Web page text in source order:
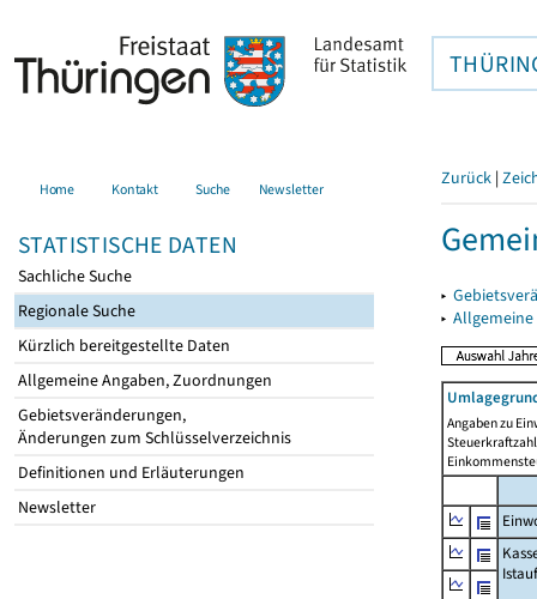
Home Kontakt Suche Newsletter
STATISTISCHE DATEN
Sachliche Suche
Regionale Suche
Kürzlich bereitgestellte Daten
Allgemeine Angaben, Zuordnungen
Gebietsveränderungen,
Änderungen zum Schlüsselverzeichnis
Definitionen und Erläuterungen
Newsletter
Zurück |
▸
▸
Angaben zu